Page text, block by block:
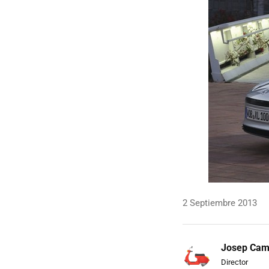
2 Septiembre 2013
Josep
Director